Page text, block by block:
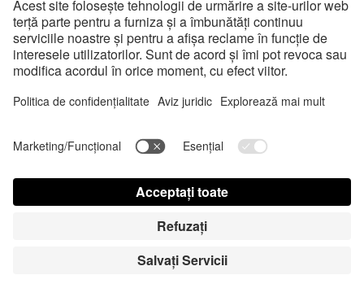
Satisfyer GmbH se face doar sub licență.
Apple, sigla Apple și Apple Watch sunt mărci comerciale ale Apple Inc.
Google Play și logoul Google Play sunt mărci comerciale ale Google LLC.
Contact us today
Manual de utilizare Contact